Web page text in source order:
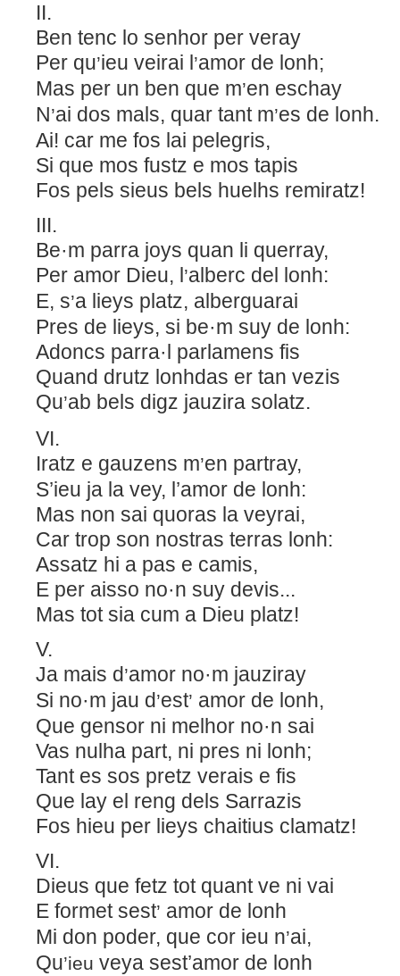
II.
Ben tenc lo senhor per veray
Per qu’ieu veirai l ’amor de lonh;
Mas per un ben que m’en eschay
N’ai dos mals, quar tant m’es de lonh.
Ai! car me fos lai pelegris,
Si que mos fustz e mos tapis
Fos pels sieus bels huelhs remiratz!
III.
Be·m parra joys quan li querray,
Per amor Dieu, l ’alberc del lonh:
E, s’a lieys platz, alberguarai
Pres de lieys, si be·m suy de lonh:
Adoncs parra·l parlamens fis
Quand drutz lonhdas er tan vezis
Qu’ab bels digz jauzira solatz.
VI.
Iratz e gauzens m’en partray,
S’ieu ja la vey, l’amor de lonh:
Mas non sai quoras la veyrai,
Car trop son nostras terras lonh:
Assatz hi a pas e camis,
E per aisso no·n suy devis...
Mas tot sia cum a Dieu platz!
V.
Ja mais d’amor no·m jauziray
Si no·m jau d’est’ amor de lonh,
Que gensor ni melhor no·n sai
Vas nulha part, ni pres ni lonh;
Tant es sos pretz verais e fis
Que lay el reng dels Sarrazis
Fos hieu per lieys chaitius clamatz!
VI.
Dieus que fetz tot quant ve ni vai
E formet sest’ amor de lonh
Mi don poder, que cor ieu n’ai,
Qu’ieu veya sest’amor de lonh